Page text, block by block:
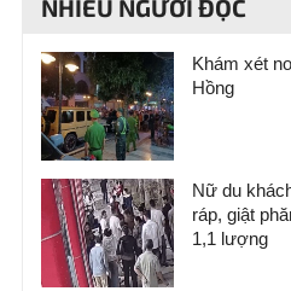
NHIỀU NGƯỜI ĐỌC
Khám xét
Hồng
Nữ du
ráp, giật
1,1 lượng